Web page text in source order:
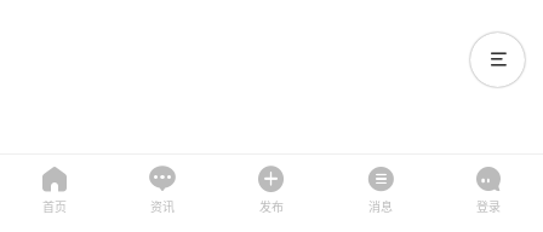
首页 资讯 发布 消息 登录